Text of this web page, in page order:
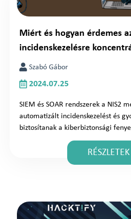
Miért és hogyan érdemes
incidenskezelésre
Szabó Gábor
2024.07.25
SIEM és SOAR rendszerek a NIS2
automatizált incidenskezelést és
biztosítanak a kiberbiztonsági
RÉSZLETEK